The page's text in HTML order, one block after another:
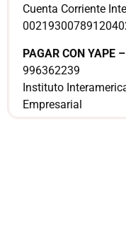
Cuenta Corriente
PAGAR CON YAPE
996362239
Instituto
Empresarial